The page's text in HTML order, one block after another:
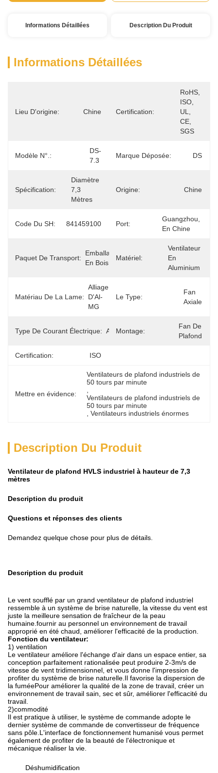
Informations Détaillées Description Du Produit
Informations Détaillées
Lieu D'origine: Chine Certification:
RoHS,
ISO,
UL,
CE,
SGS
Modèle N°.:
DS-
7.3
Marque Déposée: DS
Spécification:
Diamètre
7,3
Mètres
Origine: Chine
Code Du SH: 841459100 Port:
Guangzhou,
En Chine
Paquet De Transport:
Emballage
En Bois
Matériel:
Ventilateur
En
Aluminium
Matériau De La Lame:
Alliage
D'Al-
MG
Le Type:
Fan
Axiale
Type De Courant Électrique: AC Montage:
Fan De
Plafond
Certification: ISO
Mettre en évidence:
Ventilateurs de plafond industriels de
50 tours par minute
Ventilateurs de plafond industriels de
50 tours par minute
, Ventilateurs industriels énormes
Description Du Produit
Ventilateur de plafond HVLS industriel à hauteur de 7,3
mètres
Description du produit
Questions et réponses des clients
Demandez quelque chose pour plus de détails.
Description du produit
Le vent soufflé par un grand ventilateur de plafond industriel
ressemble à un système de brise naturelle, la vitesse du vent est
juste la meilleure sensation de fraîcheur de la peau
humaine.fournir au personnel un environnement de travail
approprié en été chaud, améliorer l'efficacité de la production.
Fonction du ventilateur:
1) ventilation
Le ventilateur améliore l'échange d'air dans un espace entier, sa
conception parfaitement rationalisée peut produire 2-3m/s de
vitesse de vent tridimensionnel, et vous donne l'impression de
profiter du système de brise naturelle.Il favorise la dispersion de
la fuméePour améliorer la qualité de la zone de travail, créer un
environnement de travail sain, sec et sûr, améliorer l'efficacité du
travail.
2)commodité
Il est pratique à utiliser, le système de commande adopte le
dernier système de commande de convertisseur de fréquence
sans pôle.L'interface de fonctionnement humanisé vous permet
également de profiter de la beauté de l'électronique et
mécanique réaliser la vie.
Déshumidification